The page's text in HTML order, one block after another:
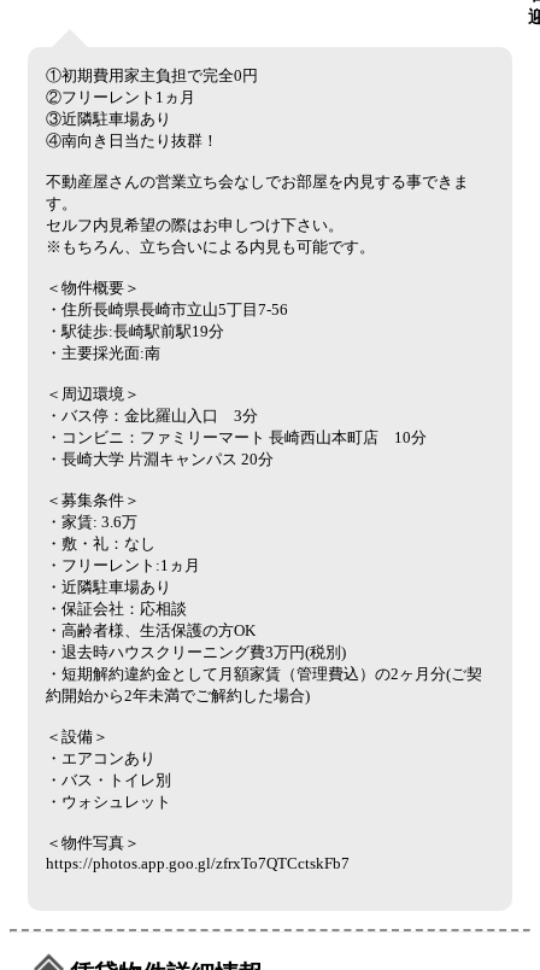
①初期費用家主負担で完全0円
②フリーレント1ヵ月
③近隣駐車場あり
④南向き日当たり抜群！
不動産屋さんの営業立ち会なしでお部屋を内見する事できま
す。
セルフ内見希望の際はお申しつけ下さい。
※もちろん、立ち合いによる内見も可能です。
＜物件概要＞
・住所長崎県長崎市立山5丁目7-56
・駅徒歩:長崎駅前駅19分
・主要採光面:南
＜周辺環境＞
・バス停：金比羅山入口 3分
・コンビニ：ファミリーマート 長崎西山本町店 10分
・長崎大学 片淵キャンパス 20分
＜募集条件＞
・家賃: 3.6万
・敷・礼：なし
・フリーレント:1ヵ月
・近隣駐車場あり
・保証会社：応相談
・高齢者様、生活保護の方OK
・退去時ハウスクリーニング費3万円(税別)
・短期解約違約金として月額家賃（管理費込）の2ヶ月分(ご契
約開始から2年未満でご解約した場合)
＜設備＞
・エアコンあり
・バス・トイレ別
・ウォシュレット
＜物件写真＞
https://photos.app.goo.gl/zfrxTo7QTCctskFb7